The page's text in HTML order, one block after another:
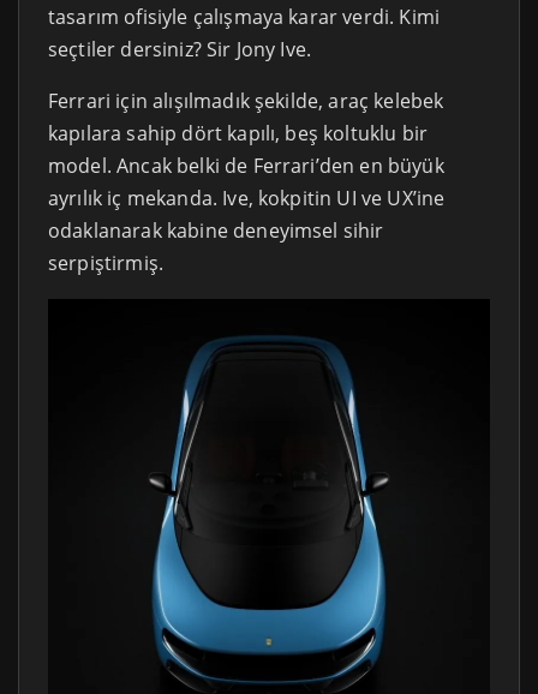
tasarım ofisiyle çalışmaya karar verdi. Kimi
seçtiler dersiniz? Sir Jony Ive.
Ferrari için alışılmadık şekilde, araç kelebek
kapılara sahip dört kapılı, beş koltuklu bir
model. Ancak belki de Ferrari’den en büyük
ayrılık iç mekanda. Ive, kokpitin UI ve UX’ine
odaklanarak kabine deneyimsel sihir
serpiştirmiş.